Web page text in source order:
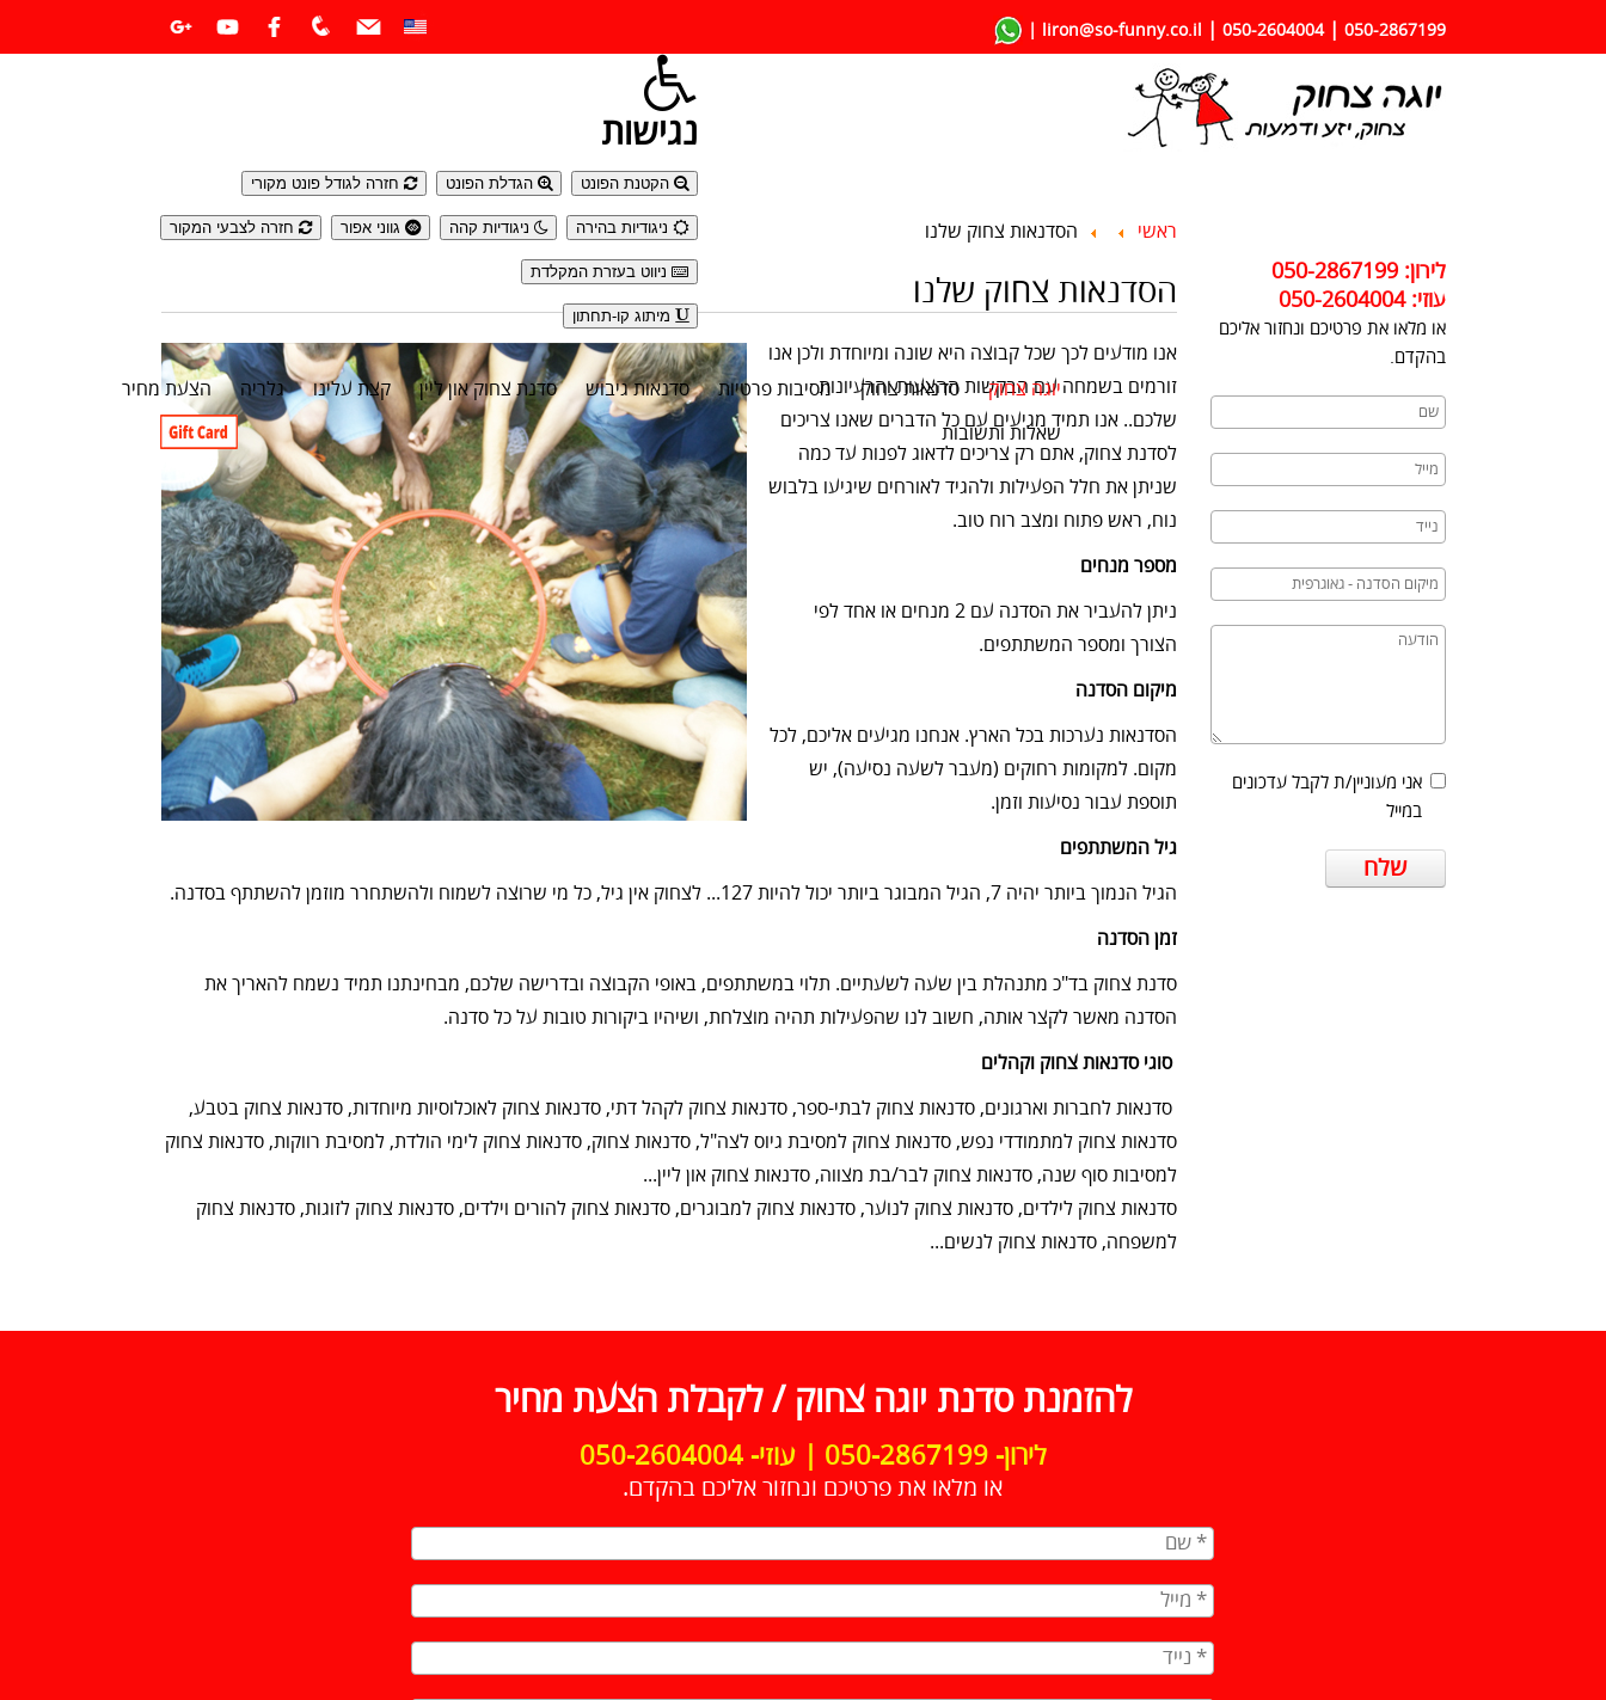
050-2867199
|
050-2604004
|
liron@so-funny.co.il |
נגישות
הקטנת הפונט הגדלת הפונט חזרה לגודל פונט מקורי
ניגודיות בהירה ניגודיות קהה גווני אפור חזרה לצבעי המקור
ניווט בעזרת המקלדת
מיתוג קו-תחתון
יוגה צחוק סדנאות צחוק מסיבות פרטיות סדנאות גיבוש סדנת צחוק און ליין קצת עלינו גלריה
הצעת מחיר
שאלות ותשובות
לירון: 050-2867199
עוזי: 050-2604004
או מלאו את פרטיכם ונחזור אליכם
בהקדם.
אני מעוניין/ת לקבל עדכונים
במייל
שלח
ראשי הסדנאות צחוק שלנו
הסדנאות צחוק שלנו
אנו מודעים לכך שכל קבוצה היא שונה ומיוחדת ולכן אנו
זורמים בשמחה עם הבקשות ההצעות והרעיונות
שלכם.. אנו תמיד מגיעים עם כל הדברים שאנו צריכים
לסדנת צחוק, אתם רק צריכים לדאוג לפנות עד כמה
שניתן את חלל הפעילות ולהגיד לאורחים שיגיעו בלבוש
נוח, ראש פתוח ומצב רוח טוב.
מספר מנחים
ניתן להעביר את הסדנה עם 2 מנחים או אחד לפי
הצורך ומספר המשתתפים.
מיקום הסדנה
הסדנאות נערכות בכל הארץ. אנחנו מגיעים אליכם, לכל
מקום. למקומות רחוקים (מעבר לשעה נסיעה), יש
תוספת עבור נסיעות וזמן.
גיל המשתתפים
הגיל הנמוך ביותר יהיה 7, הגיל המבוגר ביותר יכול להיות 127... לצחוק אין גיל, כל מי שרוצה לשמוח ולהשתחרר מוזמן להשתתף בסדנה.
זמן הסדנה
סדנת צחוק בד"כ מתנהלת בין שעה לשעתיים. תלוי במשתתפים, באופי הקבוצה ובדרישה שלכם, מבחינתנו תמיד נשמח להאריך את
הסדנה מאשר לקצר אותה, חשוב לנו שהפעילות תהיה מוצלחת, ושיהיו ביקורות טובות על כל סדנה.
סוגי סדנאות צחוק וקהלים
סדנאות לחברות וארגונים, סדנאות צחוק לבתי-ספר, סדנאות צחוק לקהל דתי, סדנאות צחוק לאוכלוסיות מיוחדות, סדנאות צחוק בטבע,
סדנאות צחוק למתמודדי נפש, סדנאות צחוק למסיבת גיוס לצה"ל, סדנאות צחוק, סדנאות צחוק לימי הולדת, למסיבת רווקות, סדנאות צחוק
למסיבות סוף שנה, סדנאות צחוק לבר/בת מצווה, סדנאות צחוק און ליין...
סדנאות צחוק לילדים, סדנאות צחוק לנוער, סדנאות צחוק למבוגרים, סדנאות צחוק להורים וילדים, סדנאות צחוק לזוגות, סדנאות צחוק
למשפחה, סדנאות צחוק לנשים...
להזמנת סדנת יוגה צחוק / לקבלת הצעת מחיר
לירון- 050-2867199 | עוזי- 050-2604004
או מלאו את פרטיכם ונחזור אליכם בהקדם.